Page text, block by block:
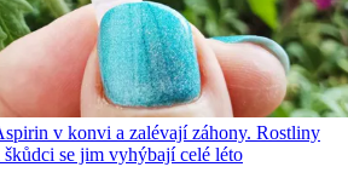
v konvi a zalévají záhony. Rostliny
se jim vyhýbají celé léto